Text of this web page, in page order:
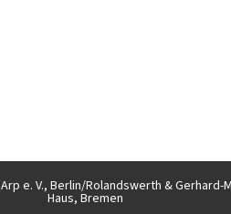
e. V., Berlin/Rolandswerth & Gerhard-
Haus, Bremen